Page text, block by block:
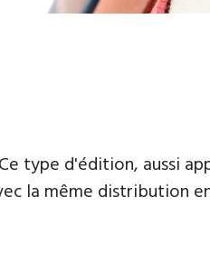
type d'édition, aussi
la même distribution